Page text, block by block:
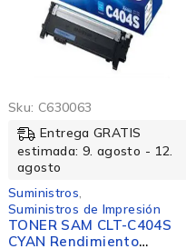
Sku: C630063
Entrega GRATIS
estimada: 9. agosto - 12.
agosto
Suministros
Suministros de Impresión
TONER SAM CLT-C404S
CYAN Rendimiento